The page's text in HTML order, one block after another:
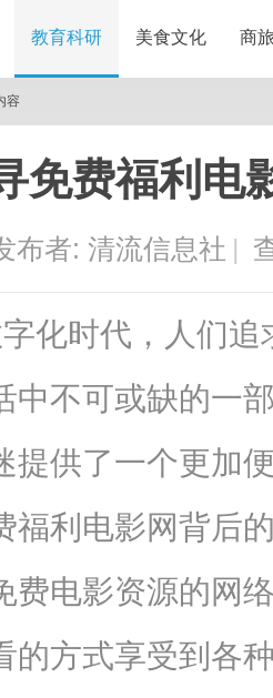
教育科研 美食文化 商
容
免费福利电
布者: 清流信息社 |
化时代，人们
中不可或缺的一
提供了一个更加
福利电影网背后
费电影资源的网
的方式享受到各